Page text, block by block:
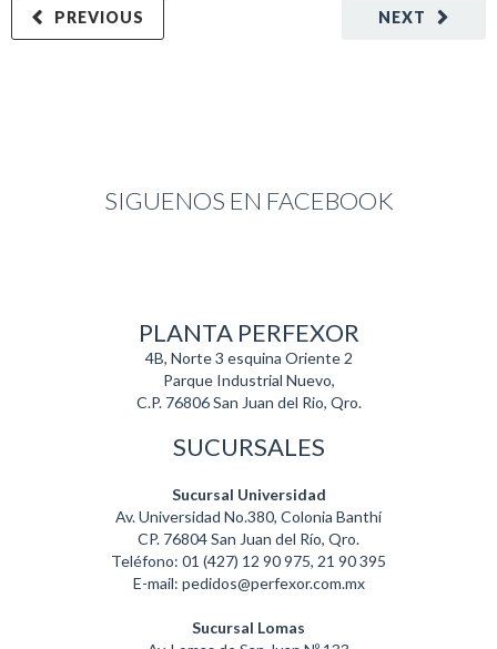
NEXT
PREVIOUS
SIGUENOS EN FACEBOOK
PLANTA PERFEXOR
4B, Norte 3 esquina Oriente 2
Parque Industrial Nuevo,
C.P. 76806 San Juan del Rio, Qro.
SUCURSALES
Sucursal Universidad
Av. Universidad No.380, Colonia Banthí
CP. 76804 San Juan del Río, Qro.
Teléfono: 01 (427) 12 90 975, 21 90 395
E-mail: pedidos@perfexor.com.mx
Sucursal Lomas